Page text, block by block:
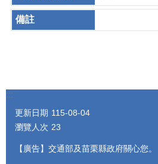
:::
更新日期 115-08-04
瀏覽人次 23
【廣告】交通部及苗栗縣政府關心您。